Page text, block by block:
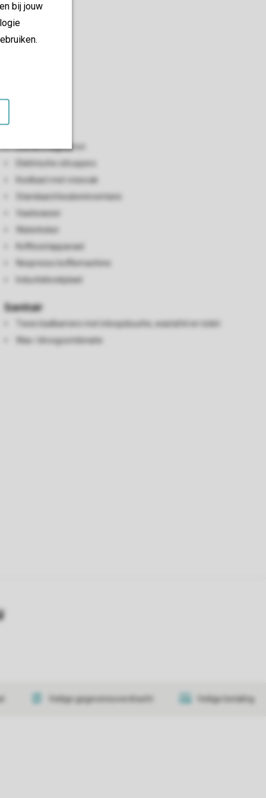
bij jouw
Combi-magnetron
Elektrische citruspers
Koelkast met vriesvak
Standaard keukeninventaris
Vaatwasser
Waterkoker
Koffiezetapparaat
Nespresso koffiemachine
Inductiekookplaat
Sanitair
Twee badkamers met inloopdouche, wastafel en toilet
Was-/droogcombinatie
Veilige gegevensoverdracht Veilige betaling